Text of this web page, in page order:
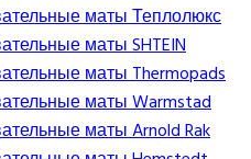
маты Теплолюкс
маты SHTEIN
маты Thermopads
маты Warmstad
маты Arnold Rak